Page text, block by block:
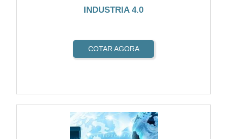
INDUSTRIA 4.0
COTAR AGORA